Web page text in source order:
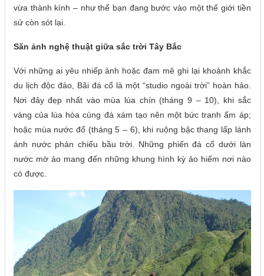
vừa thành kính – như thể bạn đang bước vào một thế giới tiền
sử còn sót lại.
Săn ảnh nghệ thuật giữa sắc trời Tây Bắc
Với những ai yêu nhiếp ảnh hoặc đam mê ghi lại khoảnh khắc
du lịch độc đáo, Bãi đá cổ là một “studio ngoài trời” hoàn hảo.
Nơi đây đẹp nhất vào mùa lúa chín (tháng 9 – 10), khi sắc
vàng của lúa hòa cùng đá xám tạo nên một bức tranh ấm áp;
hoặc mùa nước đổ (tháng 5 – 6), khi ruộng bậc thang lấp lánh
ánh nước phản chiếu bầu trời. Những phiến đá cổ dưới làn
nước mờ ảo mang đến những khung hình kỳ ảo hiếm nơi nào
có được.